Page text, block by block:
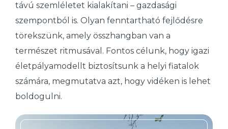
távú szemléletet kialakítani – gazdasági
szempontból is. Olyan fenntartható fejlődésre
törekszünk, amely összhangban van a
természet ritmusával. Fontos célunk, hogy igazi
életpályamodellt biztosítsunk a helyi fiatalok
számára, megmutatva azt, hogy vidéken is lehet
boldogulni.